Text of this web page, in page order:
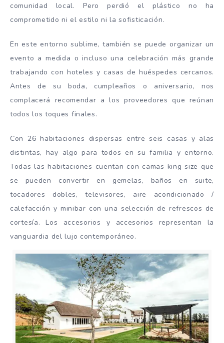
comunidad local. Pero perdió el plástico no ha
comprometido ni el estilo ni la sofisticación.
En este entorno sublime, también se puede organizar un
evento a medida o incluso una celebración más grande
trabajando con hoteles y casas de huéspedes cercanos.
Antes de su boda, cumpleaños o aniversario, nos
complacerá recomendar a los proveedores que reúnan
todos los toques finales.
Con 26 habitaciones dispersas entre seis casas y alas
distintas, hay algo para todos en su familia y entorno.
Todas las habitaciones cuentan con camas king size que
se pueden convertir en gemelas, baños en suite,
tocadores dobles, televisores, aire acondicionado /
calefacción y minibar con una selección de refrescos de
cortesía. Los accesorios y accesorios representan la
vanguardia del lujo contemporáneo.